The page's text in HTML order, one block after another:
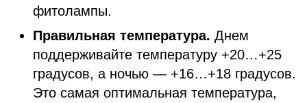
фитолампы.
Правильная температура. Днем
поддерживайте температуру +20…+25
градусов, а ночью — +16…+18 градусов.
Это самая оптимальная температура,